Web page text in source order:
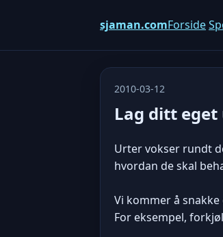
sjaman.comForside
2010-03-12
Lag ditt
Urter vokser rundt
hvordan de skal
Vi kommer å
For eksempel,